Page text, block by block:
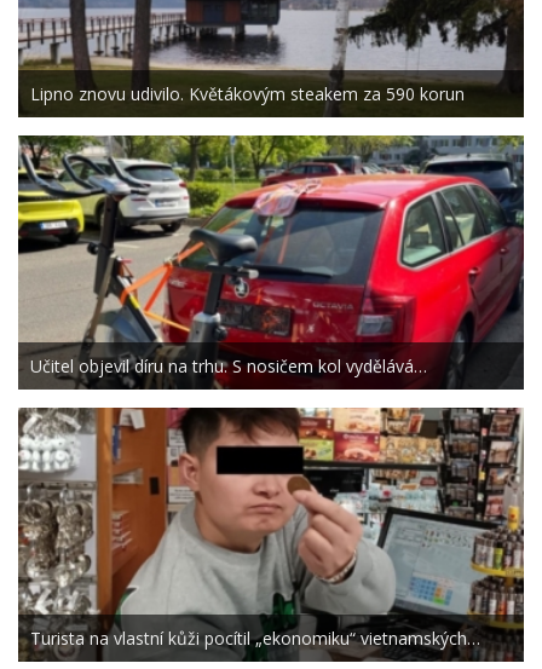
Lipno znovu udivilo. Květákovým steakem za 590 korun
Učitel objevil díru na trhu. S nosičem kol vydělává…
Turista na vlastní kůži pocítil „ekonomiku“ vietnamských…